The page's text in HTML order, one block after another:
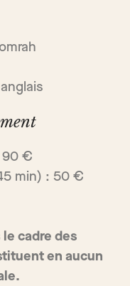
90 €
min) : 50 €
cadre des
en aucun